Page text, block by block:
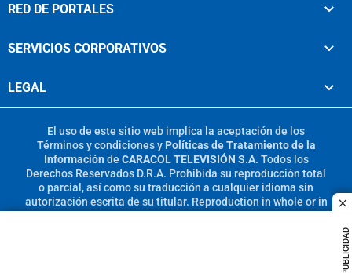
PUBLICIDAD
RED DE PORTALES
SERVICIOS CORPORATIVOS
LEGAL
El uso de este sitio web implica la aceptación de los
Términos y condicionesy Políticas de Tratamiento de la
Información de CARACOL TELEVISIÓN S.A. Todos los
Derechos Reservados D.R.A. Prohibida su reproducción total
o parcial, así como su traducción a cualquier idioma sin
autorización escrita de su titular. Reproduction in whole or in